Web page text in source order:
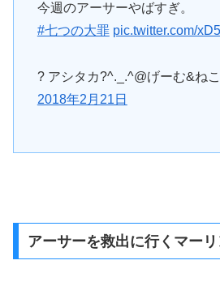
今週のアーサーやばすぎ。
#七つの大罪 pic.twitter.com/
? アシタカ?^._.^@げーむ&ね
2018年2月21日
アーサーを救出に行くマー